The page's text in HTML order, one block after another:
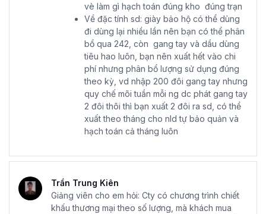
vè làm gì hạch toán đúng kho đúng trạn
Về đặc tính sd: giày bảo hộ có thể dùng
đi dùng lại nhiều lần nên bạn có thể phân
bổ qua 242, còn gang tay và dầu dùng
tiêu hao luôn, bạn nên xuất hết vào chi
phí nhưng phân bổ lượng sử dụng đúng
theo kỳ, vd nhập 200 đôi gang tay nhưng
quy chế mõi tuần mỗi ng dc phát gang tay
2 đôi thôi thì bạn xuất 2 đôi ra sd, có thể
xuất theo tháng cho nld tự bảo quản và
hạch toán cả tháng luôn
Trần Trung Kiên
Giảng viên cho em hỏi: Cty có chương trình chiết
khấu thương mại theo số lượng, mà khách mua